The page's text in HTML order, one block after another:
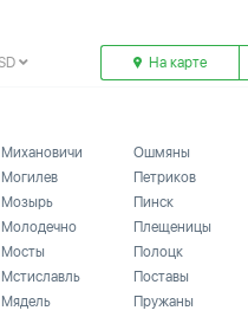
На карте
Михановичи
Могилев
Мозырь
Молодечно
Мосты
Мстиславль
Мядель
Ошмяны
Петриков
Пинск
Плещеницы
Полоцк
Поставы
Пружаны